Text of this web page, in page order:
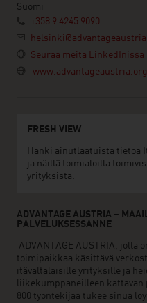
Suomi
+358 9 4245 9090
Seuraa meitä LinkedInissä
FRESH VIEW
Hanki ainutlaatuista tietoa
ja näillä toimialoilla
yrityksistä.
ADVANTAGE AUSTRIA –
PALVELUKSESSANNE
ADVANTAGE AUSTRIA, jolla
toimipaikkaa käsittävä
itävaltalaisille yrityksille ja
liikekumppaneilleen kattavan
800 työntekijää tukee sinua